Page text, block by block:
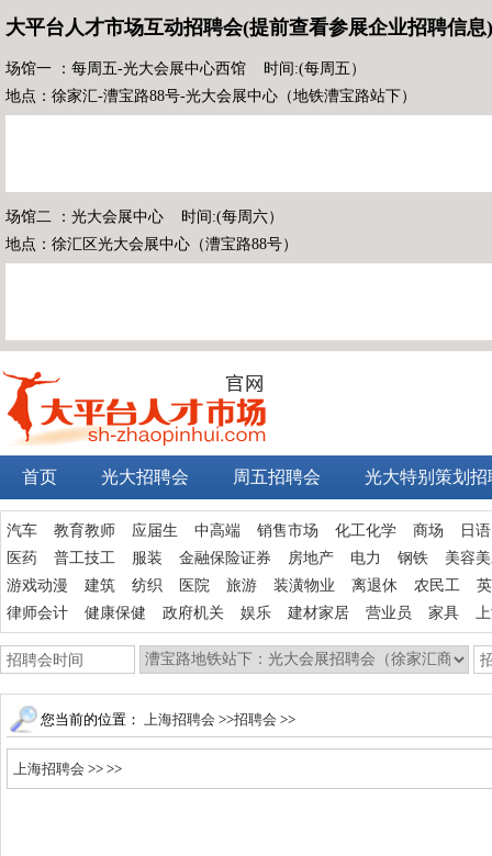
大平台人才市场互动招聘会(提前查看参展企业招聘信息)
场馆一 ：每周五-光大会展中心西馆 时间:(每周五）
地点：徐家汇-漕宝路88号-光大会展中心（地铁漕宝路站下）
场馆二 ：光大会展中心 时间:(每周六）
地点：徐汇区光大会展中心（漕宝路88号）
首页 光大招聘会 周五招聘会 光大特别策划招
汽车 教育教师 应届生 中高端 销售市场 化工化学 商场
日
医药
普工技工 服装 金融保险证券 房地产 电力 钢铁
美容
游戏动漫
建筑 纺织 医院 旅游 装潢物业 离退休 农民工
律师会计
健康保健 政府机关 娱乐 建材家居 营业员 家具
您当前的位置： 上海招聘会 >>招聘会 >>
上海招聘会 >> >>